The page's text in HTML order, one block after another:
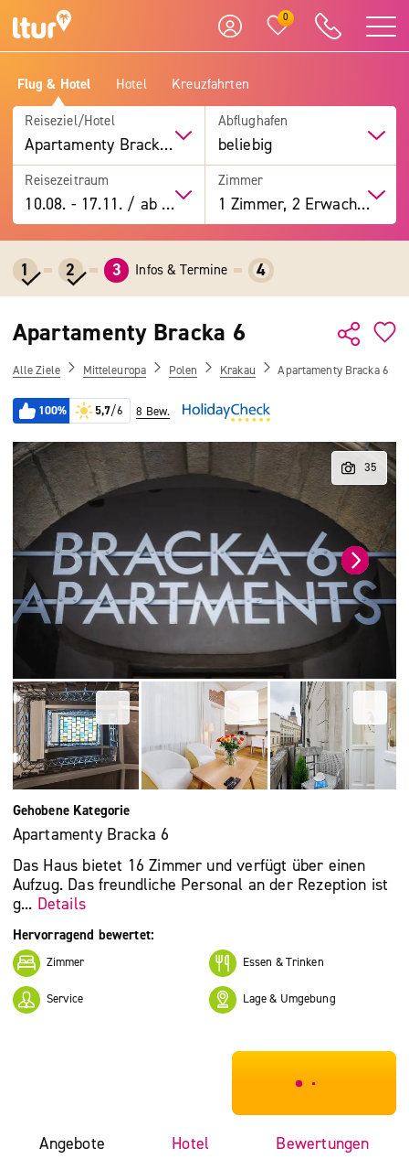
0
Flug & Hotel Hotel Kreuzfahrten
Reiseziel/Hotel
Apartamenty Bracka 6
Abflughafen
beliebig
Reisezeitraum
10.08. -17.11. / ab 7 Tage
Zimmer
1 Zimmer, 2 Erwachsene
1 2 3 Infos & Termine 4
Apartamenty Bracka 6
Alle Ziele Mitteleuropa Polen Krakau Apartamenty Bracka 6
100% 5,7/6 8 Bew.
Gehobene Kategorie
Apartamenty Bracka 6
Das Haus bietet 16 Zimmer und verfügt über einen
Aufzug. Das freundliche Personal an der Rezeption ist
g... Details
Hervorragend bewertet:
Zimmer Essen & Trinken
Service Lage & Umgebung
***************
Angebote Hotel Bewertungen